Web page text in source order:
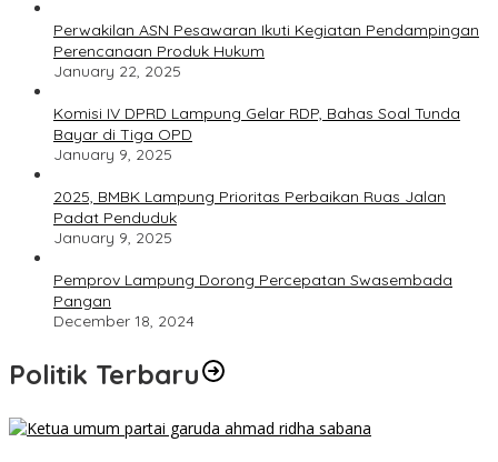
Perwakilan ASN Pesawaran Ikuti Kegiatan Pendampingan
Perencanaan Produk Hukum
January 22, 2025
Komisi IV DPRD Lampung Gelar RDP, Bahas Soal Tunda
Bayar di Tiga OPD
January 9, 2025
2025, BMBK Lampung Prioritas Perbaikan Ruas Jalan
Padat Penduduk
January 9, 2025
Pemprov Lampung Dorong Percepatan Swasembada
Pangan
December 18, 2024
Politik Terbaru